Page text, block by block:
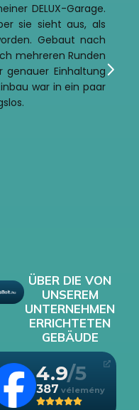
DELUX-Garage.
sie sieht aus, als
Gebaut nach
mehreren Runden
genauer Einhaltung
war in ein paar
ÜBER DIE VON
UNSEREM
UNTERNEHMEN
ERRICHTETEN
GEBÄUDE
4.9
387